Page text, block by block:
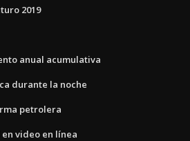
2019
anual acumulativa
durante la noche
petrolera
video en línea